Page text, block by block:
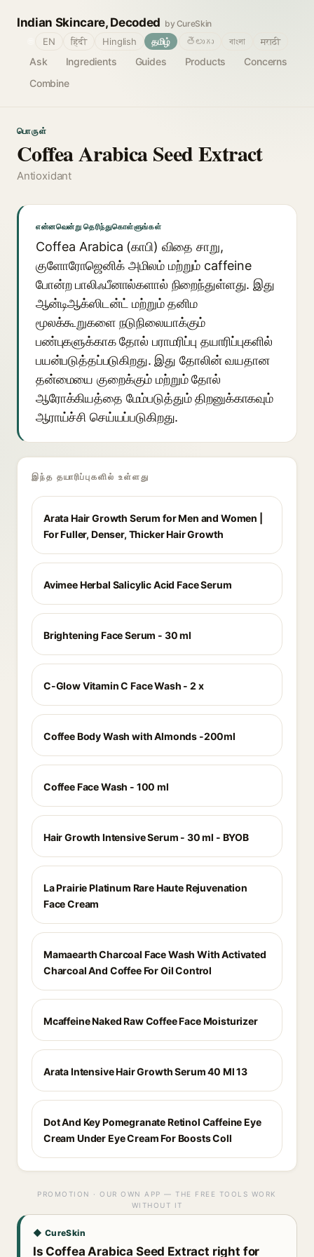
Indian Skincare, Decoded by CureSkin
Ask Ingredients Guides Products
Concerns
Combine
EN हिंदी Hinglish தமிழ் తెలుగు বাংলা मराठी
பொருள்
Coffea Arabica Seed Extract
Antioxidant
என்னவென்று தெரிந்துகொள்ளுங்கள்
Coffea Arabica (காபி) விதை சாறு,
குளோரோஜெனிக் அமிலம் மற்றும் caffeine
போன்ற பாலிஃபீனால்களால் நிறைந்துள்ளது. இது
ஆன்டிஆக்ஸிடன்ட் மற்றும் தனிம
மூலக்கூறுகளை நடுநிலையாக்கும்
பண்புகளுக்காக தோல் பராமரிப்பு தயாரிப்புகளில்
பயன்படுத்தப்படுகிறது. இது தோலின் வயதான
தன்மையை குறைக்கும் மற்றும் தோல்
ஆரோக்கியத்தை மேம்படுத்தும் திறனுக்காகவும்
ஆராய்ச்சி செய்யப்படுகிறது.
இந்த தயாரிப்புகளில் உள்ளது
Arata Hair Growth Serum for Men and Women |
For Fuller, Denser, Thicker Hair Growth
Avimee Herbal Salicylic Acid Face Serum
Brightening Face Serum - 30 ml
C-Glow Vitamin C Face Wash - 2 x
Coffee Body Wash with Almonds -200ml
Coffee Face Wash - 100 ml
Hair Growth Intensive Serum - 30 ml - BYOB
La Prairie Platinum Rare Haute Rejuvenation
Face Cream
Mamaearth Charcoal Face Wash With Activated
Charcoal And Coffee For Oil Control
Mcaffeine Naked Raw Coffee Face Moisturizer
Arata Intensive Hair Growth Serum 40 Ml 13
Dot And Key Pomegranate Retinol Caffeine Eye
Cream Under Eye Cream For Boosts Coll
PROMOTION · OUR OWN APP — THE FREE TOOLS WORK
WITHOUT IT
◆ CureSkin
Is Coffea Arabica Seed Extract right for